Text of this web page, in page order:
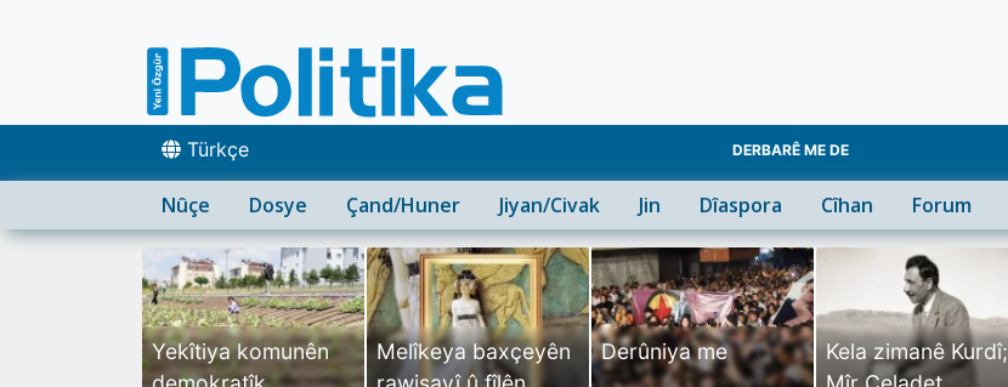
Türkçe DERBARÊ ME DE
Nûçe Dosye Çand/Huner Jiyan/Civak Jin Dîaspora Cîhan Forum
Yekîtiya komunên
Melîkeya baxçeyên
Derûniya me
Kela zimanê Kurdî;